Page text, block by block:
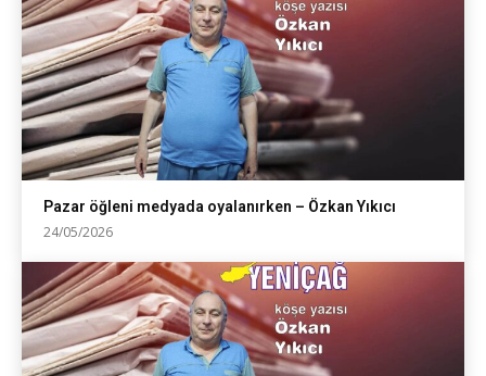
Pazar öğleni medyada oyalanırken – Özkan Yıkıcı
24/05/2026